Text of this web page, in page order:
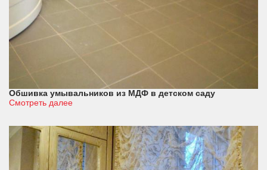
Обшивка умывальников из МДФ в детском саду
Смотреть далее